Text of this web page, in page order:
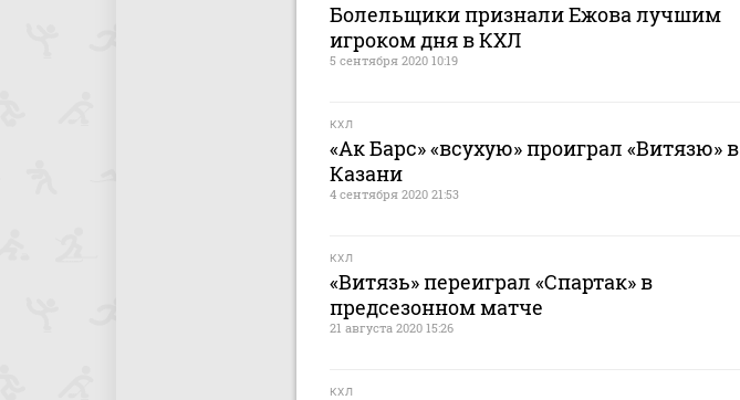
Болельщики признали Ежова лучшим
игроком дня в КХЛ
5 сентября 2020 10:19
КХЛ
«Ак Барс» «всухую» проиграл «Витязю» в
Казани
4 сентября 2020 21:53
КХЛ
«Витязь» переиграл «Спартак» в
предсезонном матче
21 августа 2020 15:26
КХЛ